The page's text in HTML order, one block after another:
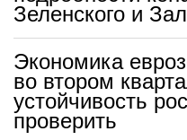
Зеленского и
Экономика
во втором
устойчивость
проверить